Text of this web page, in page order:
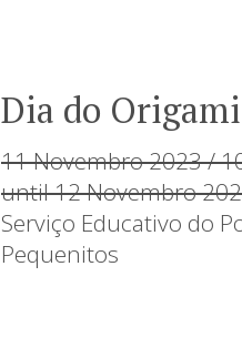
Dia do Origami
11 Novembro 2023 /
until 12 Novembro
Serviço Educativo do
Pequenitos